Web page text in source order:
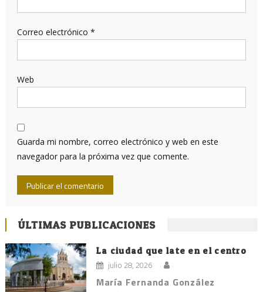
Correo electrónico *
Web
Guarda mi nombre, correo electrónico y web en este
navegador para la próxima vez que comente.
ÚLTIMAS PUBLICACIONES
La ciudad que late en el centro
julio 28, 2026
María Fernanda González